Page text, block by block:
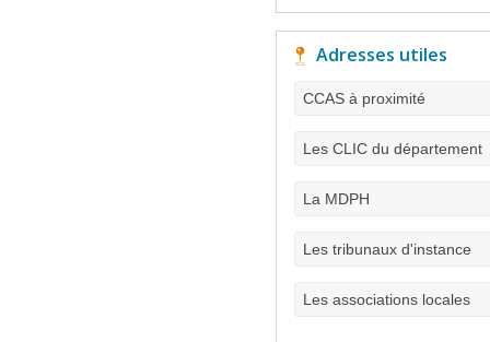
Adresses utiles
CCAS à proximité
Les CLIC du département
La MDPH
Les tribunaux d'instance
Les associations locales